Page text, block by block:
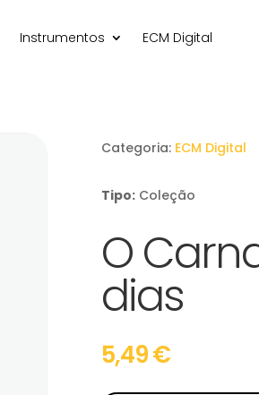
Instrumentos ECM Digital
Categoria: ECM Digital
Tipo: Coleção
O
dias
5,49€